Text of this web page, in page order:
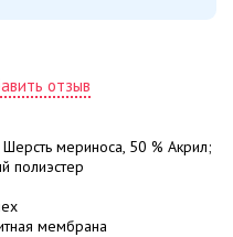
отзыв
Шерсть мериноса, 50 % Акрил;
полиэстер
мембрана